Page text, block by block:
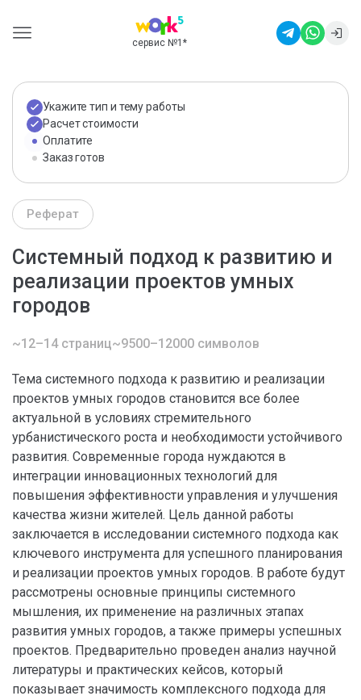
сервис №1 *
Укажите тип и тему работы
Расчет стоимости
Оплатите
Заказ готов
Реферат
Системный подход к развитию и
реализации проектов умных
городов
~12–14 страниц~9500–12000 символов
Тема системного подхода к развитию и реализации
проектов умных городов становится все более
актуальной в условиях стремительного
урбанистического роста и необходимости устойчивого
развития. Современные города нуждаются в
интеграции инновационных технологий для
повышения эффективности управления и улучшения
качества жизни жителей. Цель данной работы
заключается в исследовании системного подхода как
ключевого инструмента для успешного планирования
и реализации проектов умных городов. В работе будут
рассмотрены основные принципы системного
мышления, их применение на различных этапах
развития умных городов, а также примеры успешных
проектов. Предварительно проведен анализ научной
литературы и практических кейсов, который
показывает значимость комплексного подхода для